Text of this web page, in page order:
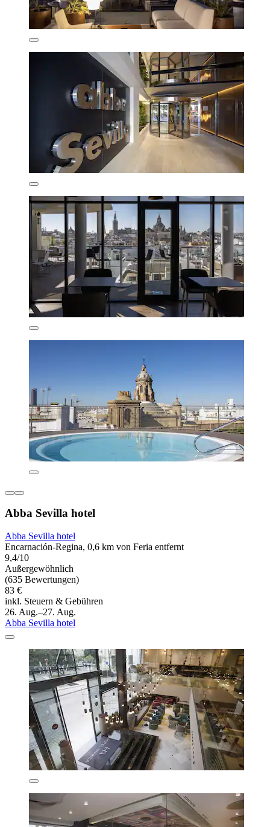
Abba Sevilla hotel
Abba Sevilla hotel
Encarnación-Regina, 0,6 km von Feria entfernt
9,4/10
Außergewöhnlich
(635 Bewertungen)
83 €
inkl. Steuern & Gebühren
26. Aug.–27. Aug.
Abba Sevilla hotel